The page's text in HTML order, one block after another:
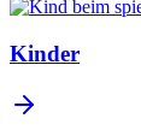
Kinder